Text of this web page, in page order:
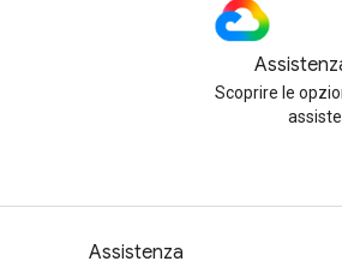
Scoprire le
Assistenza